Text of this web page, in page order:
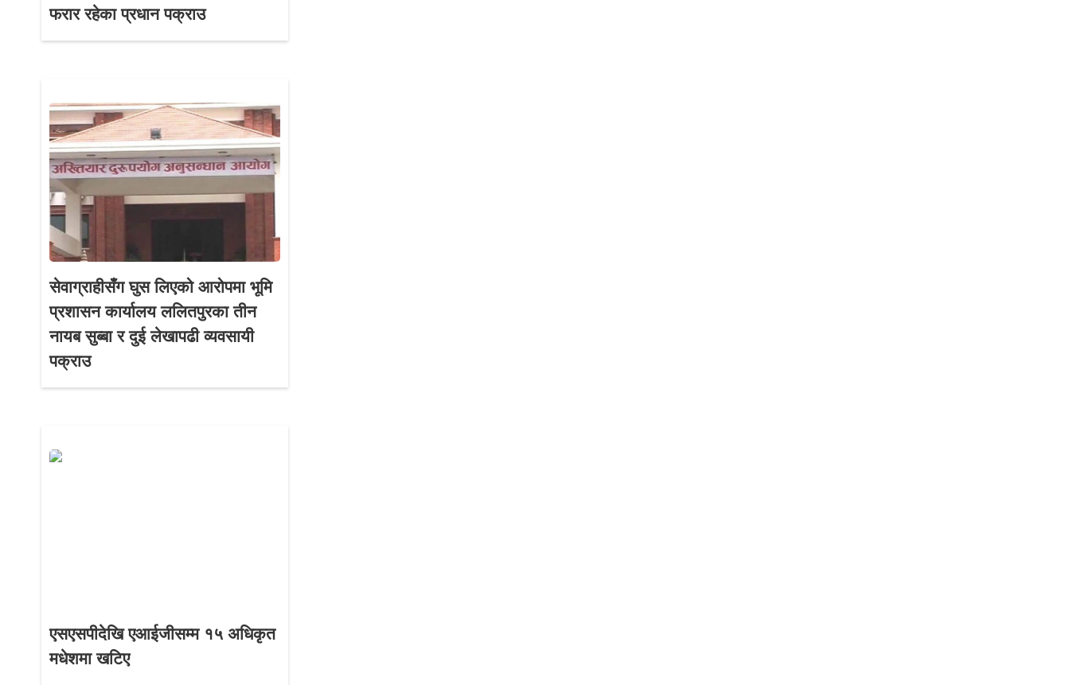
फरार रहेका प्रधान पक्राउ
सेवाग्राहीसँग घुस लिएको आरोपमा भूमि
प्रशासन कार्यालय ललितपुरका तीन
नायब सुब्बा र दुई लेखापढी व्यवसायी
पक्राउ
एसएसपीदेखि एआईजीसम्म १५ अधिकृत
मधेशमा खटिए